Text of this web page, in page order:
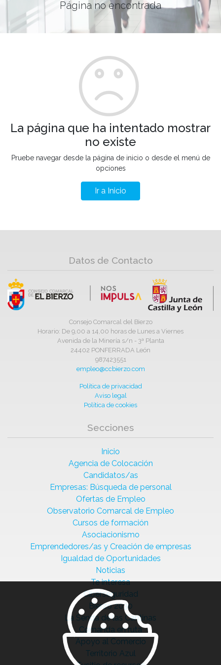
Página no encontrada
La página que ha intentado mostrar
no existe
Pruebe navegar desde la página de inicio o desde el menú de
opciones
Ir a Inicio
Datos de Contacto
Consejo Comarcal del Bierzo
Horario: De 9,00 a 14,00 horas de Lunes a Viernes
Avenida de la Minería s/n - 3ª Planta
24402 PONFERRADA León
987423551
empleo@ccbierzo.com
Política de privacidad
Aviso legal
Política de cookies
Secciones
Inicio
Agencia de Colocación
Candidatos/as
Empresas: Búsqueda de personal
Ofertas de Empleo
Observatorio Comarcal de Empleo
Cursos de formación
Asociacionismo
Emprendedores/as y Creación de empresas
Igualdad de Oportunidades
Noticias
Te interesa
Ciberseguridad
Bierzo 2030
La Senda de las Cantinas
Comanda en ruta
Apoyo al Comercio
Territorio Azul